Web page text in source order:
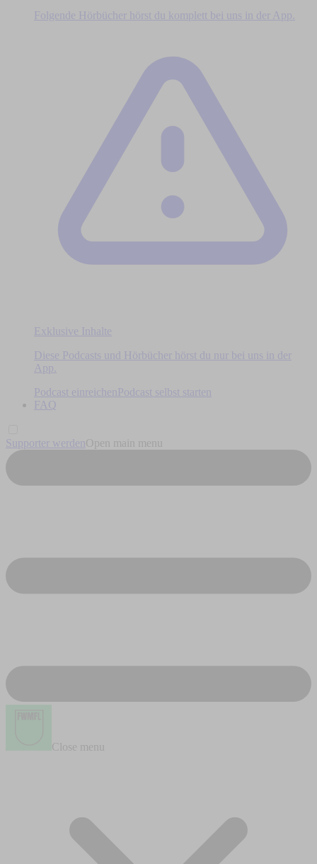
Folgende Hörbücher hörst du komplett bei uns in der App.
Exklusive Inhalte
Diese Podcasts und Hörbücher hörst du nur bei uns in der
App.
Podcast einreichen
Podcast selbst starten
FAQ
Supporter werden Open main menu
Close menu